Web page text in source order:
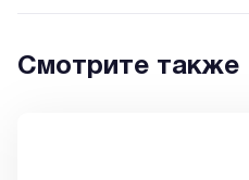
Смотрите также